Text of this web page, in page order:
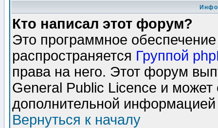
Кто написал этот форум?
Это программное
распространяется Группой
права на него. Этот форум
General Public Licence и может
дополнительной
Вернуться к началу